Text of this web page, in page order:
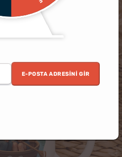
E-POSTA ADRESINI GIR